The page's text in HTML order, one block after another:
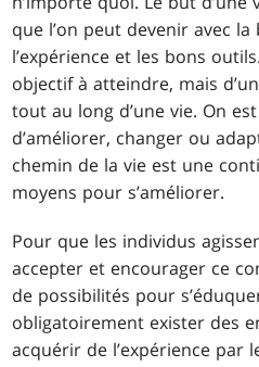
que l’on peut devenir avec
l’expérience et les bons
objectif à atteindre, mais
tout au long d’une vie. On
d’améliorer, changer ou
chemin de la vie est une
moyens pour s’améliorer.
Pour que les individus
accepter et encourager ce
de possibilités pour
obligatoirement exister des
acquérir de l’expérience par